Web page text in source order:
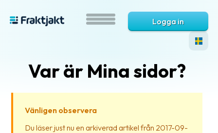
Logga in
Var är Mina sidor?
Vänligen observera
Du läser just nu en arkiverad artikel från 2017-09-